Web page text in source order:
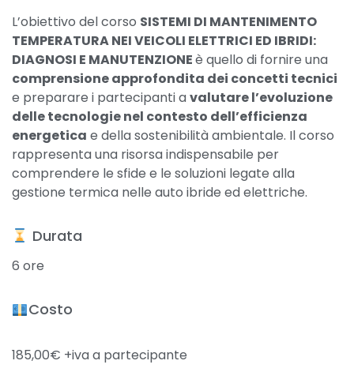
L’obiettivo del corso SISTEMI DI MANTENIMENTO
TEMPERATURA NEI VEICOLI ELETTRICI ED IBRIDI:
DIAGNOSI E MANUTENZIONEè quello di fornire una
comprensione approfondita dei concetti tecnici
e preparare i partecipanti avalutare l’evoluzione
delle tecnologie nel contesto dell’efficienza
energetica e della sostenibilità ambientale. Il corso
rappresenta una risorsa indispensabile per
comprendere le sfide e le soluzioni legate alla
gestione termica nelle auto ibride ed elettriche.
​ Durata
6 ore
Costo
185,00€ +iva a partecipante